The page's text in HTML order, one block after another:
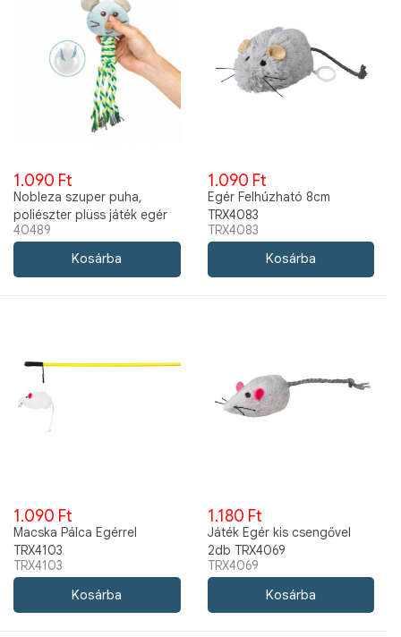
1.090 Ft
Nobleza szuper puha,
poliészter plüss játék egér
31cm 40489
40489
1.090 Ft
Egér Felhúzható 8cm
TRX4083
TRX4083
1.090 Ft
Macska Pálca Egérrel
TRX4103
TRX4103
1.180 Ft
Játék Egér kis csengővel
2db TRX4069
TRX4069